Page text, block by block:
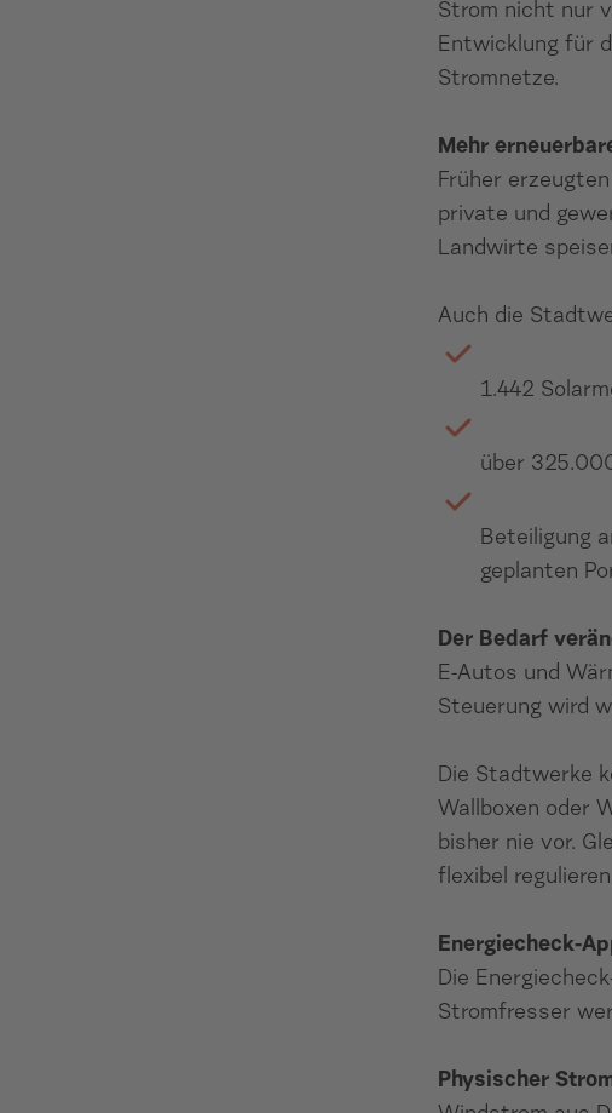
Strom nicht nur
Entwicklung für
Stromnetze.
Mehr
Früher
private und
Landwirte
Auch die
1.442
über
Beteiligung
geplanten
Der Bedarf
E-Autos und
Steuerung wird
Die Stadtwerke
Wallboxen oder
bisher nie vor.
flexibel
Energiecheck-
Die
Stromfresser
Physischer